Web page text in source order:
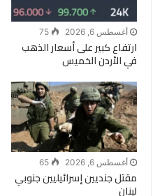
أغسطس 6, 2026 75
ارتفاع كبير على أسعار الذهب
في الأردن الخميس
أغسطس 6, 2026 65
مقتل جنديين إسرائيليين جنوبي
لبنان